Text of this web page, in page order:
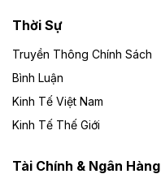
Dự án Nhà máy xử lý
Công ty TNHH Năng
Theo
Đức Long Gia Lai
Lai
Thời Sự
Truyền Thông Chính Sách
Bình Luận
Kinh Tế Việt Nam
Kinh Tế Thế Giới
Tài Chính & Ngân Hàng